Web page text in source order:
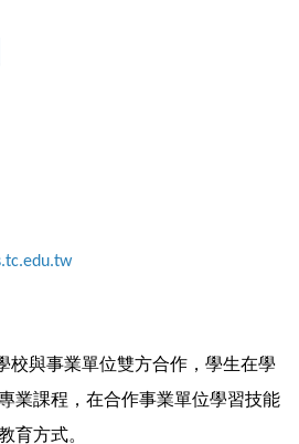
校與事業單位雙方合作，學生在學
業課程，在合作事業單位學習技能
育方式。